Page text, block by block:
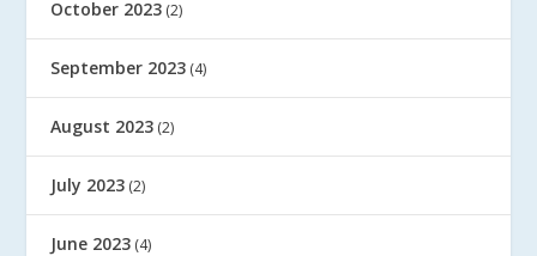
October 2023 (2)
September 2023 (4)
August 2023 (2)
July 2023 (2)
June 2023 (4)